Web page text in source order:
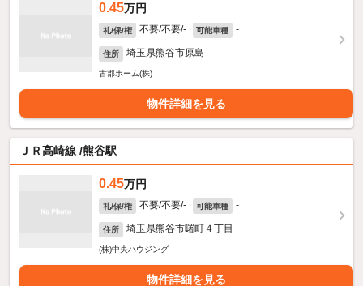
0.45万円
礼/保/権 不要/不要/- 可能車種 -
住所 埼玉県熊谷市原島
古郡ホーム(株)
物件詳細を見る
ＪＲ高崎線 /熊谷駅
0.45万円
礼/保/権 不要/不要/- 可能車種 -
住所 埼玉県熊谷市曙町４丁目
(株)中央ハウジング
物件詳細を見る